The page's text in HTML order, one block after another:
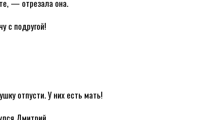
— отрезала она.
с подругой!
отпусти. У них есть мать!